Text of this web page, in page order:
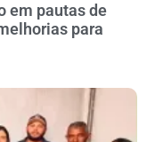
em pautas de
para